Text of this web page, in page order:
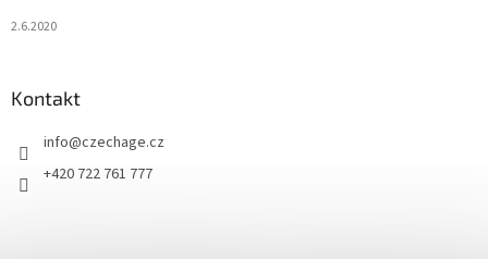
2.6.2020
Kontakt
info@czechage.cz
+420 722 761 777